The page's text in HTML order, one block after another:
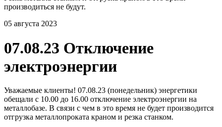
производиться не будут.
05 августа 2023
07.08.23 Отключение
электроэнергии
Уважаемые клиенты! 07.08.23 (понедельник) энергетики
обещали с 10.00 до 16.00 отключение электроэнергии на
металлобазе. В связи с чем в это время не будет производится
отгрузка металлопроката краном и резка станком.